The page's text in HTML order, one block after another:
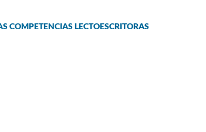
COMPETENCIAS LECTOESCRITORAS